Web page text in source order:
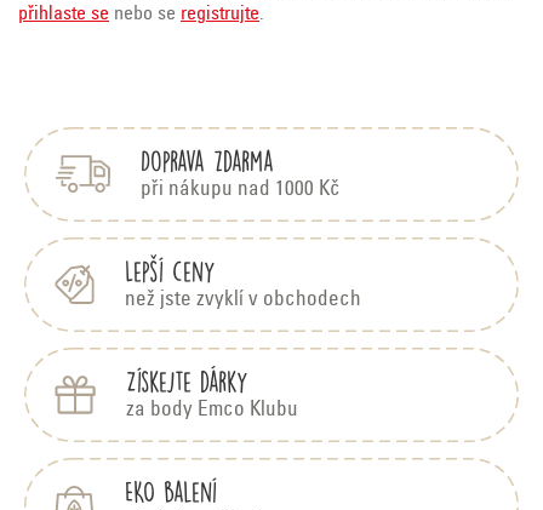
přihlaste se nebo se registrujte.
Doprava zdarma
při nákupu nad 1000 Kč
Lepší ceny
než jste zvyklí v obchodech
Získejte dárky
za body Emco Klubu
EKO balení